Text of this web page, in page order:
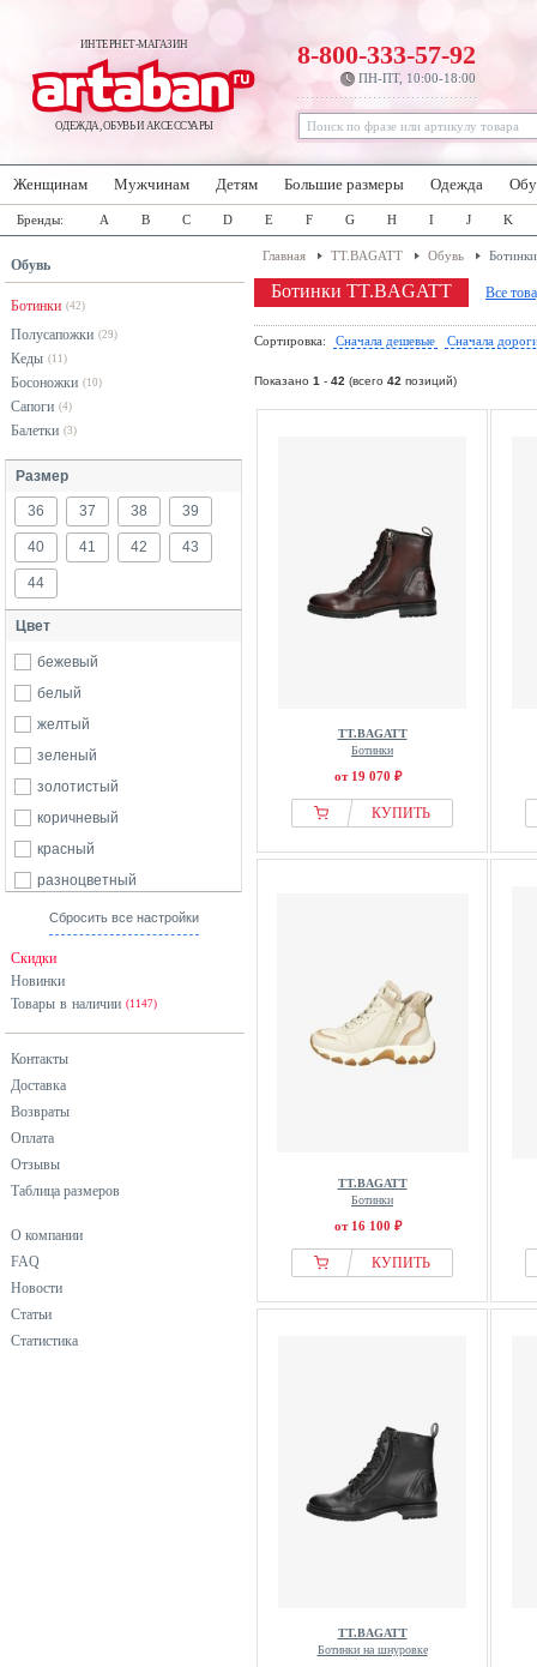
ИНТЕРНЕТ-МАГАЗИН
ОДЕЖДА, ОБУВЬ И АКСЕССУАРЫ
8-800-333-57-92
ПН-ПТ, 10:00-18:00
Женщинам Мужчинам Детям Большие размеры Одежда
Бренды: A B C D E F G H I J K
Обувь
Ботинки (42)
Полусапожки (29)
Кеды (11)
Босоножки (10)
Сапоги (4)
Балетки (3)
Размер
36 37 38 39
40 41 42 43
44
Цвет
бежевый
белый
желтый
зеленый
золотистый
коричневый
красный
разноцветный
розовый
синий
черный
Сбросить все настройки
Скидки
Новинки
Товары в наличии (1147)
Контакты
Доставка
Возвраты
Оплата
Отзывы
Таблица размеров
О компании
FAQ
Новости
Статьи
Статистика
Главная TT.BAGATT Обувь Ботинки
Ботинки TT.BAGATT Все
Сортировка: Сначала дешевые Сначала
Показано 1 - 42 (всего 42 позиций)
TT.BAGATT
Ботинки
от 19 070 ₽
КУПИТЬ
TT.BAGATT
Ботинки
от 16 100 ₽
КУПИТЬ
TT.BAGATT
Ботинки на шнуровке